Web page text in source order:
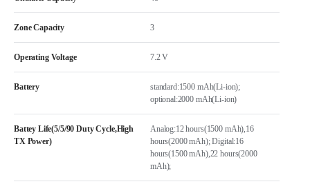
Zone Capacity 3
Operating Voltage 7.2 V
Battery
standard:1500 mAh(Li-ion);
optional:2000 mAh(Li-ion)
Battey Life(5/5/90 Duty Cycle,High
TX Power)
Analog:12 hours(1500 mAh),16
hours(2000 mAh); Digital:16
hours(1500 mAh),22 hours(2000
mAh);